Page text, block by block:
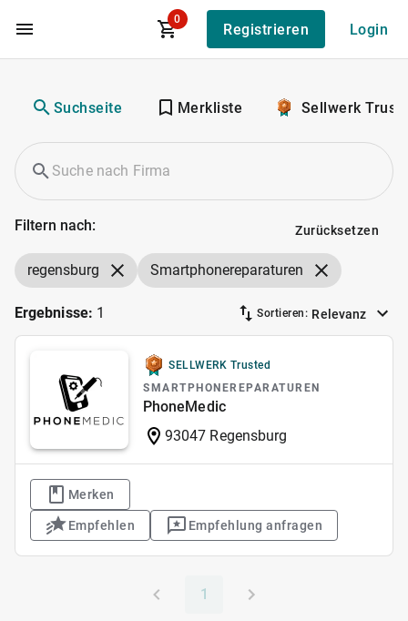
Zum Hauptinhalt
0
Registrieren Login
Suchseite Merkliste Sellwerk
Filtern nach: Zurücksetzen
regensburg Smartphonereparaturen
Ergebnisse: 1 Sortieren: Relevanz
SELLWERK Trusted
SMARTPHONEREPARATUREN
PhoneMedic
93047 Regensburg
Merken
Empfehlen Empfehlung anfragen
1